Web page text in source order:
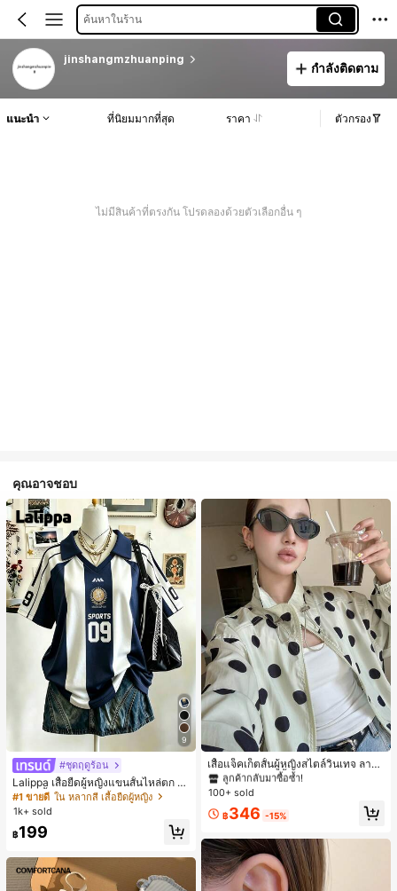
ค้นหาในร้าน
jinshangmzhuanping
กำลังติดตาม
แนะนำ ที่นิยมมากที่สุด ราคา ตัวกรอง
ไม่มีสินค้าที่ตรงกัน โปรดลองด้วยตัวเลือกอื่น ๆ
คุณอาจชอบ
9
#ชุดฤดูร้อน
Lalippa เสื้อยืดผู้หญิงแขนสั้นไหล่ตก ค
อวีปกเสื้อ ลายพิมพ์ดิจิทัลลายทาง สไตล์
สปอร์ตแฟชั่นมินิมอล ของขวัญสำหรับเ
พื่อน
#1 ขายดี ใน หลากสี เสื้อยืดผู้หญิง
1k+ sold
฿199
เสื้อแจ็คเก็ตสั้นผู้หญิงสไตล์วินเทจ ลายจุ
ดขนาดใหญ่ คอตั้ง เอวเข้ารูป แขนพอง
ทรงหลวม แฟชั่นอเนกประสงค์ สำหรับใ
#1 ขายดี ใน กระเป๋า เสื้อคลุมลำลอง
ลูกค้ากลับมาซื้อซ้ำ!
#1 ขายดี ใน กระเป๋า เสื้อคลุมลำลอง
ลูกค้ากลับมาซื้อซ้ำ!
#1 ขายดี ใน กระเป๋า เสื้อคลุมลำลอง
ลูกค้ากลับมาซื้อซ้ำ!
#1 ขายดี ใน กระเป๋า เสื้อคลุมลำลอง
ลูกค้ากลับมาซื้อซ้ำ!
100+ sold
฿346 -15%